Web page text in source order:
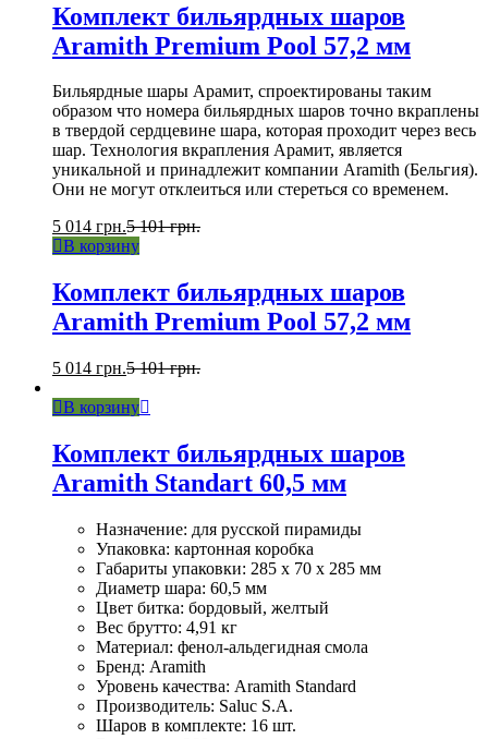
Комплект бильярдных шаров
Aramith Premium Pool 57,2 мм
Бильярдные шары Арамит, спроектированы таким
образом что номера бильярдных шаров точно вкраплены
в твердой сердцевине шара, которая проходит через весь
шар. Технология вкрапления Арамит, является
уникальной и принадлежит компании Aramith (Бельгия).
Они не могут отклеиться или стереться со временем.
5 014 грн.5 101грн.
В корзину
Комплект бильярдных шаров
Aramith Premium Pool 57,2 мм
5 014 грн.5 101грн.
В корзину
Комплект бильярдных шаров
Aramith Standart 60,5 мм
Назначение: для русской пирамиды
Упаковка: картонная коробка
Габариты упаковки: 285 x 70 x 285 мм
Диаметр шара: 60,5 мм
Цвет битка: бордовый, желтый
Вес брутто: 4,91 кг
Материал: фенол-альдегидная смола
Бренд: Aramith
Уровень качества: Aramith Standard
Производитель: Saluc S.A.
Шаров в комплекте: 16 шт.